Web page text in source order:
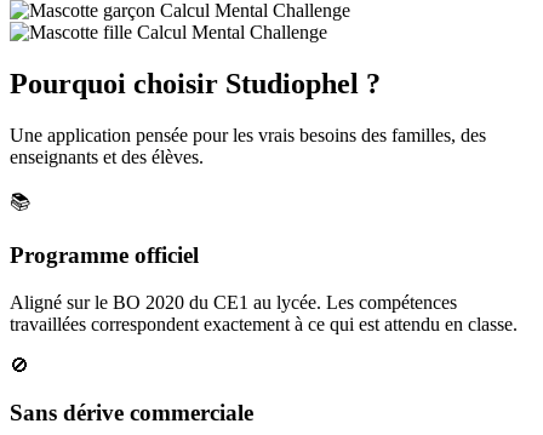
Pourquoi choisir Studiophel ?
Une application pensée pour les vrais besoins des familles, des
enseignants et des élèves.
📚
Programme officiel
Aligné sur le BO 2020 du CE1 au lycée. Les compétences
travaillées correspondent exactement à ce qui est attendu en classe.
🚫
Sans dérive commerciale